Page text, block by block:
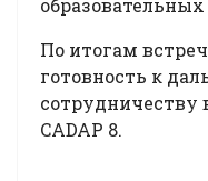
По итогам
готовность к
CADAP 8.